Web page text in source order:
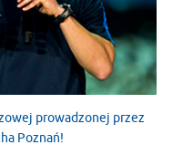
prowadzonej przez
Poznań!